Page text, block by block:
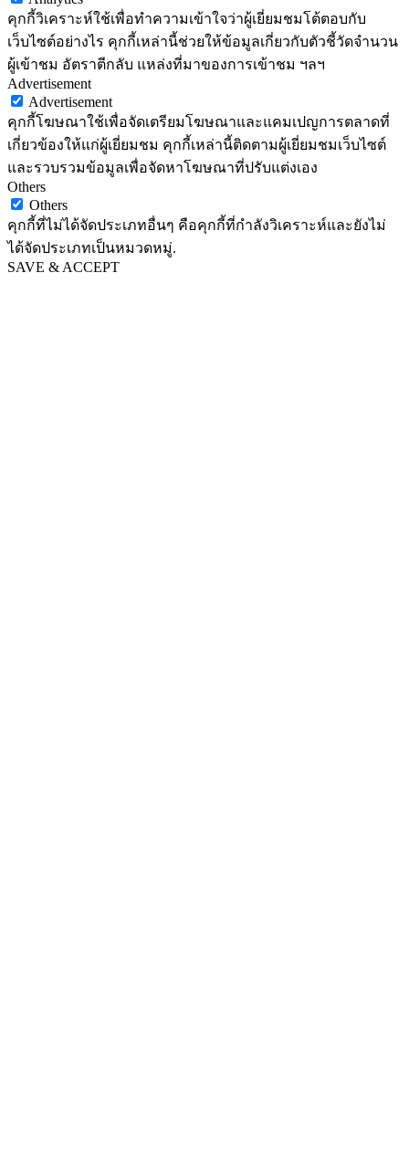
คุกกี้วิเคราะห์ใช้เพื่อทำความเข้าใจว่าผู้เยี่ยมชมโต้ตอบกับ
เว็บไซต์อย่างไร คุกกี้เหล่านี้ช่วยให้ข้อมูลเกี่ยวกับตัวชี้วัดจำนวน
ผู้เข้าชม อัตราตีกลับ แหล่งที่มาของการเข้าชม ฯลฯ
Advertisement
Advertisement
คุกกี้โฆษณาใช้เพื่อจัดเตรียมโฆษณาและแคมเปญการตลาดที่
เกี่ยวข้องให้แก่ผู้เยี่ยมชม คุกกี้เหล่านี้ติดตามผู้เยี่ยมชมเว็บไซต์
และรวบรวมข้อมูลเพื่อจัดหาโฆษณาที่ปรับแต่งเอง
Others
Others
คุกกี้ที่ไม่ได้จัดประเภทอื่นๆ คือคุกกี้ที่กำลังวิเคราะห์และยังไม่
ได้จัดประเภทเป็นหมวดหมู่.
SAVE & ACCEPT